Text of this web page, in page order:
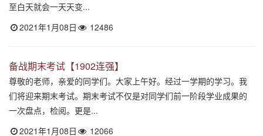
至白天就会一天天变...
2021年1月08日
12486
备战期末考试【1902连强】
尊敬的老师，亲爱的同学们。大家上午好。经过一学期的学习。我
们将迎来期末考试。期末考试不仅是对同学们前一阶段学业成果的
一次盘点，检阅。更是...
2021年1月08日
12066